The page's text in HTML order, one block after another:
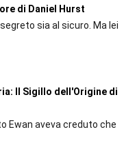
di Daniel Hurst
sia al sicuro. Ma lei
Il Sigillo dell'Origine di
Ewan aveva creduto che